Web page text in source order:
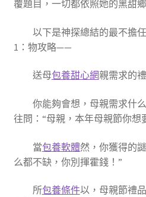
覆題目，一切都依照她的黑甜
以下是神探總結的最不擔任
1：物攻略——
送母包養甜心網親需求的禮
你能夠會想，母親需求什么
往問：“母親，本年母親節你想
當包養軟體然，你獲得的
么都不缺，你別揮霍錢！”
所包養條件以，母親節禮